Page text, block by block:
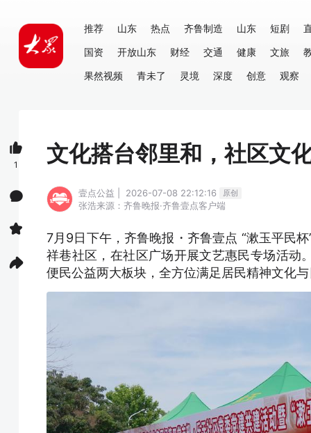
推荐 山东 热点 齐鲁制造 山东 短剧
国资
开放山东 财经 交通 健康 文旅
果然视频
青未了 灵境 深度 创意 观察
文化搭台邻里和，社区文
壹点公益 | 2026-07-08 22:12:16 原创
张浩来源：齐鲁晚报·齐鲁壹点客户端
7月9日下午，齐鲁晚报・齐鲁壹点 “漱玉平民
祥巷社区，在社区广场开展文艺惠民专场活动
便民公益两大板块，全方位满足居民精神文化
1